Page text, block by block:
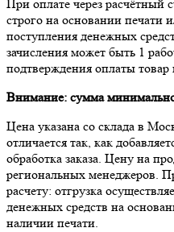
При оплате через расчётный
строго на основании печати
поступления денежных
зачисления может быть 1
подтверждения оплаты товар
Внимание: сумма
Цена указана со склада в
отличается так, как
обработка заказа. Цену на
региональных менеджеров.
расчету: отгрузка
денежных средств на
наличии печати.